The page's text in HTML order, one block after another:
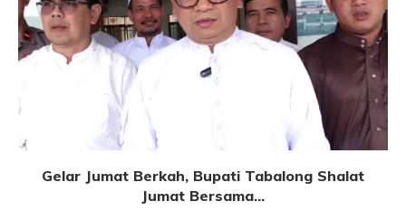
Gelar Jumat Berkah, Bupati Tabalong Shalat
Jumat Bersama...